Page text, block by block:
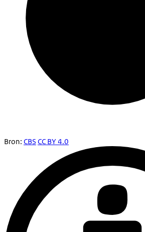
Bron: CBS CC BY 4.0